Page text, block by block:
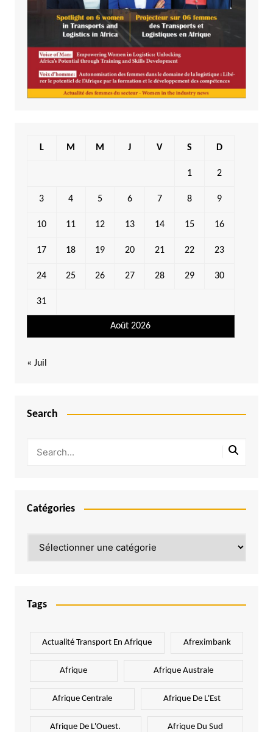
Août 2026
L M M J V S D
1 2
3 4 5 6 7 8 9
10 11 12 13 14 15 16
17 18 19 20 21 22 23
24 25 26 27 28 29 30
31
« Juil
Search
Catégories
Tags
Actualité Transport En Afrique Afreximbank
Afrique Afrique Australe
Afrique Centrale Afrique De L'Est
Afrique De L'Ouest. Afrique Du Sud